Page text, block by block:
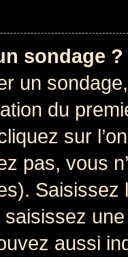
sondage ?
un
du
sur
pas, vous
aussi